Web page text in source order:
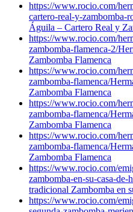
https://www.rocio.com/
cartero-real-y-zambomba-
Águila – Cartero Real y
https://www.rocio.com/
zambomba-flamenca-2/
Zambomba Flamenca
https://www.rocio.com/
zambomba-flamenca/
Zambomba Flamenca
https://www.rocio.com/
zambomba-flamenca/
Zambomba Flamenca
https://www.rocio.com/
zambomba-flamenca/
Zambomba Flamenca
https://www.rocio.com/
zambomba-en-su-casa-de-
tradicional Zambomba en
https://www.rocio.com/